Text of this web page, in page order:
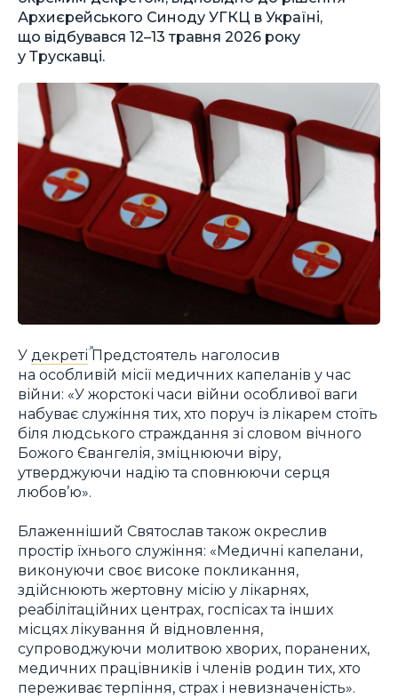
Архиєрейського Синоду УГКЦ в Україні,
що відбувався 12–13 травня 2026 року
у Трускавці.
У декретіПредстоятель наголосив
на особливій місії медичних капеланів у час
війни: «У жорстокі часи війни особливої ваги
набуває служіння тих, хто поруч із лікарем стоїть
біля людського страждання зі словом вічного
Божого Євангелія, зміцнюючи віру,
утверджуючи надію та сповнюючи серця
любов’ю».
Блаженніший Святослав також окреслив
простір їхнього служіння: «Медичні капелани,
виконуючи своє високе покликання,
здійснюють жертовну місію у лікарнях,
реабілітаційних центрах, госпісах та інших
місцях лікування й відновлення,
супроводжуючи молитвою хворих, поранених,
медичних працівників і членів родин тих, хто
переживає терпіння, страх і невизначеність».